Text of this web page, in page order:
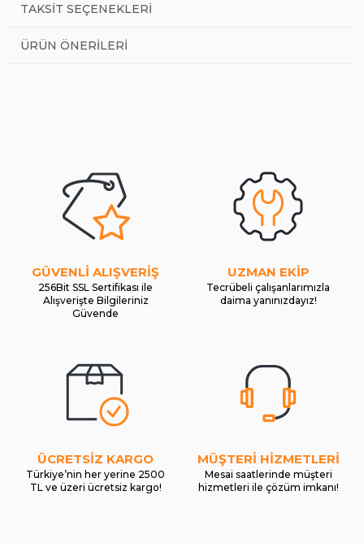
TAKSIT SEÇENEKLERI
ÜRÜN ÖNERILERI
GÜVENLİ ALIŞVERİŞ
256Bit SSL Sertifikası ile
Alışverişte Bilgileriniz
Güvende
UZMAN EKİP
Tecrübeli çalışanlarımızla
daima yanınızdayız!
ÜCRETSİZ KARGO
Türkiye’nin her yerine 2500
TL ve üzeri ücretsiz kargo!
MÜŞTERİ HİZMETLERİ
Mesai saatlerinde müşteri
hizmetleri ile çözüm imkanı!